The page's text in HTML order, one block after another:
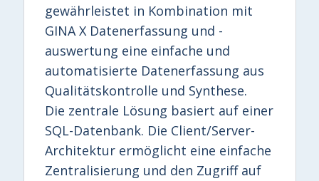
gewährleistet in Kombination mit
GINA X Datenerfassung und -
auswertung eine einfache und
automatisierte Datenerfassung aus
Qualitätskontrolle und Synthese.
Die zentrale Lösung basiert auf einer
SQL-Datenbank. Die Client/Server-
Architektur ermöglicht eine einfache
Zentralisierung und den Zugriff auf